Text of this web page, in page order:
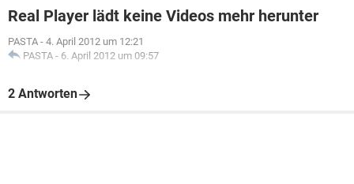
Real Player lädt keine Videos mehr herunter
PASTA - 4. April 2012 um 12:21
PASTA - 6. April 2012 um 09:57
2 Antworten